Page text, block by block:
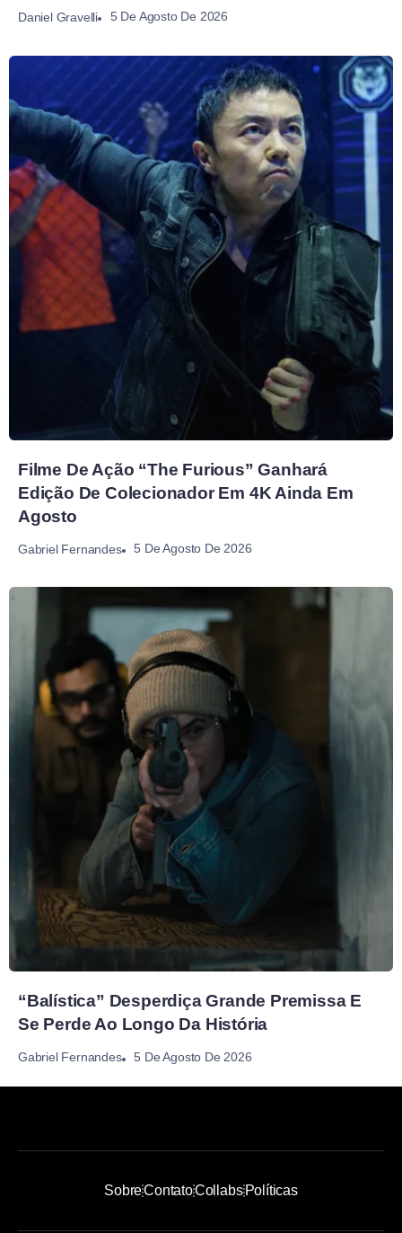
Daniel Gravelli 5 De Agosto De 2026
Filme De Ação “The Furious” Ganhará
Edição De Colecionador Em 4K Ainda Em
Agosto
Gabriel Fernandes 5 De Agosto De 2026
“Balística” Desperdiça Grande Premissa E
Se Perde Ao Longo Da História
Gabriel Fernandes 5 De Agosto De 2026
SobreContatoCollabsPolíticas